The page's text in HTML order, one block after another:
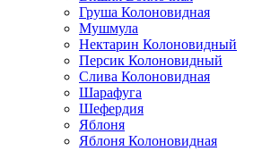
Груша Колоновидная
Мушмула
Нектарин Колоновидный
Персик Колоновидный
Слива Колоновидная
Шарафуга
Шефердия
Яблоня
Яблоня Колоновидная